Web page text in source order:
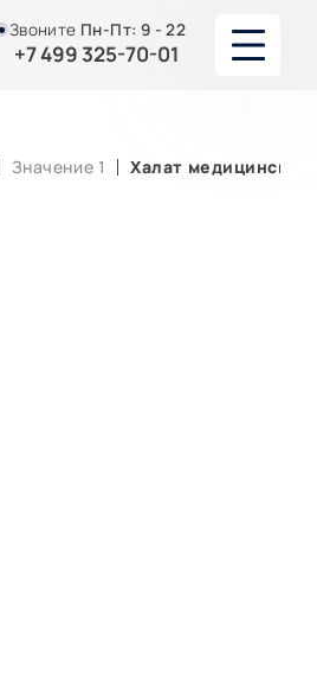
Звоните Пн-Пт: 9 - 22
+7 499 325-70-01
Значение 1 Халат медицинский